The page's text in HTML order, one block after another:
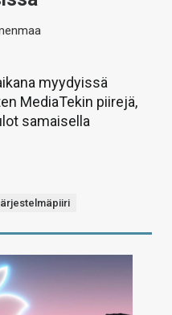
myydyissä
MediaTekin piirejä,
samaisella